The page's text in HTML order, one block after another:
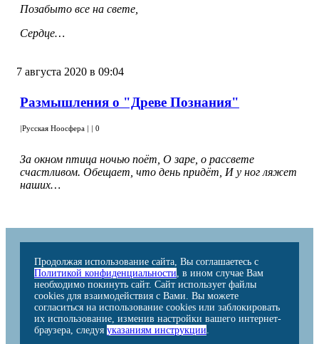
Позабыто все на свете,
Сердце…
7 августа 2020 в 09:04
Размышления о "Древе Познания"
|Русская Ноосфера | | 0
За окном птица ночью поёт, О заре, о рассвете
счастливом. Обещает, что день придёт, И у ног ляжет
наших…
Продолжая использование сайта, Вы соглашаетесь с
Политикой конфиденциальности, в ином случае Вам
необходимо покинуть сайт. Сайт использует файлы
cookies для взаимодействия с Вами. Вы можете
согласиться на использование cookies или заблокировать
их использование, изменив настройки вашего интернет-
браузера, следуя указаниям инструкции.